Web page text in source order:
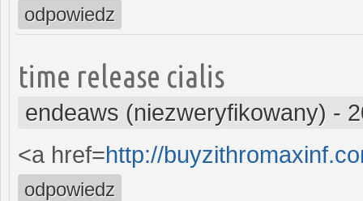
odpowiedz
time release cialis
endeaws (niezweryfikowany) -
<a href=http://
odpowiedz